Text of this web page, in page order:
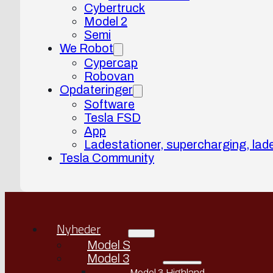
Cybertruck
Model 2
Semi
We Robot
Cypercap
Robovan
Opdateringer
Software
Tesla FSD
App
Ladestationer, supercharging,
Tesla Community
Nyheder
Model S
Model 3